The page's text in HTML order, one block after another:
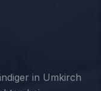
in Umkirch